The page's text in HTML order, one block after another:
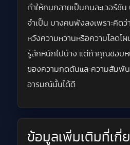
ทำให้คนกลายเป็นคนละเวอร์ชั
จำเป็น บางคนพังลงเพราะคิด
หวังความหวานหรือความโลดโ
รู้สึกหนักไปบ้าง แต่ถ้าคุณชอบ
ของความกดดันและความสัมพั
อารมณ์นั้นได้ดี
ข้อมูลเพิ่มเติมที่เกี่